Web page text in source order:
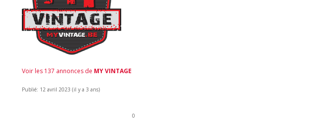
Voir les 137 annonces de MY VINTAGE
Publié: 12 avril 2023 (il y a 3 ans)
0